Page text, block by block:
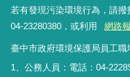
若有發現污染環境行為，請
04-23280380，或利用
網路
臺中市政府環境保護局員工職
1、公務人員：電話：04-